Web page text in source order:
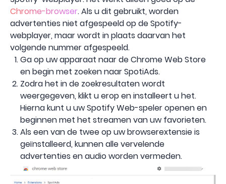
Chrome-browser. Als u dit gebruikt, worden
advertenties niet afgespeeld op de Spotify-
webplayer, maar wordt in plaats daarvan het
volgende nummer afgespeeld.
Ga op uw apparaat naar de Chrome Web Store
en begin met zoeken naar SpotiAds.
Zodra het in de zoekresultaten wordt
weergegeven, klikt u erop en installeert u het.
Hierna kunt u uw Spotify Web-speler openen en
beginnen met het streamen van uw favorieten.
Als een van de twee op uw browserextensie is
geïnstalleerd, kunnen alle vervelende
advertenties en audio worden vermeden.